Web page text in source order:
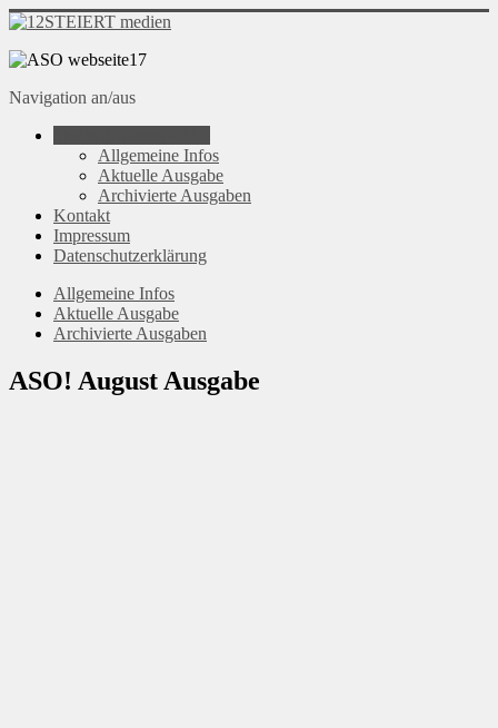
Navigation an/aus
Allgemeine Infos
Aktuelle Ausgabe
Archivierte Ausgaben
Kontakt
Impressum
Datenschutzerklärung
Allgemeine Infos
Aktuelle Ausgabe
Archivierte Ausgaben
ASO! August Ausgabe